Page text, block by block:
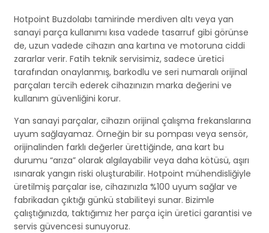
Hotpoint Buzdolabı tamirinde merdiven altı veya yan
sanayi parça kullanımı kısa vadede tasarruf gibi görünse
de, uzun vadede cihazın ana kartına ve motoruna ciddi
zararlar verir. Fatih teknik servisimiz, sadece üretici
tarafından onaylanmış, barkodlu ve seri numaralı orijinal
parçaları tercih ederek cihazınızın marka değerini ve
kullanım güvenliğini korur.
Yan sanayi parçalar, cihazın orijinal çalışma frekanslarına
uyum sağlayamaz. Örneğin bir su pompası veya sensör,
orijinalinden farklı değerler ürettiğinde, ana kart bu
durumu “arıza” olarak algılayabilir veya daha kötüsü, aşırı
ısınarak yangın riski oluşturabilir. Hotpoint mühendisliğiyle
üretilmiş parçalar ise, cihazınızla %100 uyum sağlar ve
fabrikadan çıktığı günkü stabiliteyi sunar. Bizimle
çalıştığınızda, taktığımız her parça için üretici garantisi ve
servis güvencesi sunuyoruz.